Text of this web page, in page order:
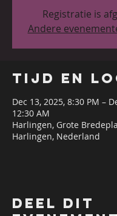
Registratie is
Andere
Tijd en
Dec 13, 2025, 8:30 PM –
12:30 AM
Harlingen, Grote
Harlingen, Nederland
Deel dit